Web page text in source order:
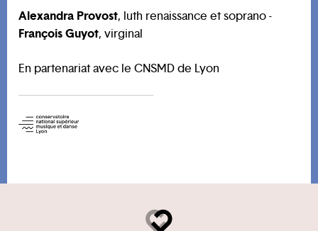
Alexandra Provost, luth renaissance et soprano -
François Guyot, virginal
En partenariat avec le CNSMD de Lyon